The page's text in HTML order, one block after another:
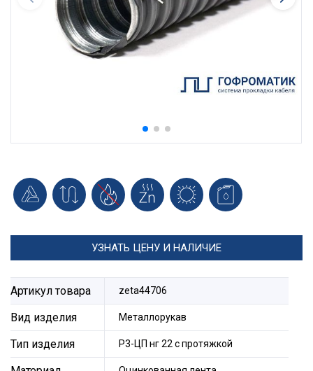
УЗНАТЬ ЦЕНУ И НАЛИЧИЕ
Артикул товара zeta44706
Вид изделия Металлорукав
Тип изделия Р3-ЦП нг 22 с протяжкой